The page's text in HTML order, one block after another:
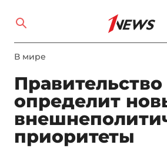
В мире
определит
приоритеты